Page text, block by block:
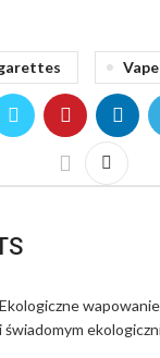
Vape